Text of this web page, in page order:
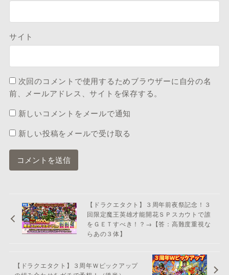
サイト
次回のコメントで使用するためブラウザーに自分の名
前、メールアドレス、サイトを保存する。
新しいコメントをメールで通知
新しい投稿をメールで受け取る
【ドラクエタクト】３周年前夜祭記念！３
回限定魔王英雄才能開花ＳＰスカウトで誰
をＧＥＴすべき！？→【答：高難度重視な
らあの３体】
【ドラクエタクト】３周年Ｗピックアップ